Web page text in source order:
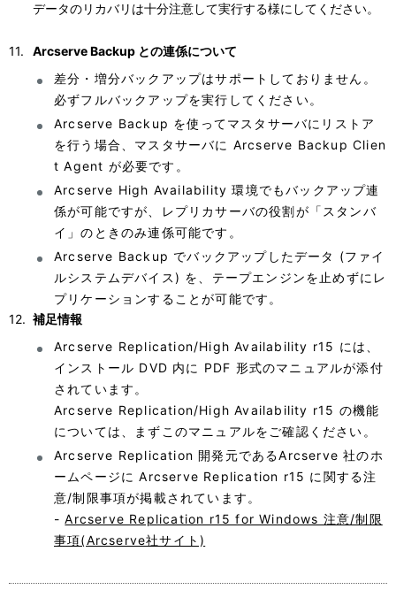
データのリカバリは十分注意して実行する様にしてください。
Arcserve Backup との連係について
差分・増分バックアップはサポートしておりません。
必ずフルバックアップを実行してください。
Arcserve Backup を使ってマスタサーバにリストア
を行う場合、マスタサーバに Arcserve Backup Clien
t Agent が必要です。
Arcserve High Availability 環境でもバックアップ連
係が可能ですが、レプリカサーバの役割が「スタンバ
イ」のときのみ連係可能です。
Arcserve Backup でバックアップしたデータ (ファイ
ルシステムデバイス) を、テープエンジンを止めずにレ
プリケーションすることが可能です。
補足情報
Arcserve Replication/High Availability r15 には、
インストール DVD 内に PDF 形式のマニュアルが添付
されています。
Arcserve Replication/High Availability r15 の機能
については、まずこのマニュアルをご確認ください。
Arcserve Replication 開発元であるArcserve 社のホ
ームページに Arcserve Replication r15 に関する注
意/制限事項が掲載されています。
-Arcserve Replication r15 for Windows 注意/制限
事項(Arcserve社サイト)